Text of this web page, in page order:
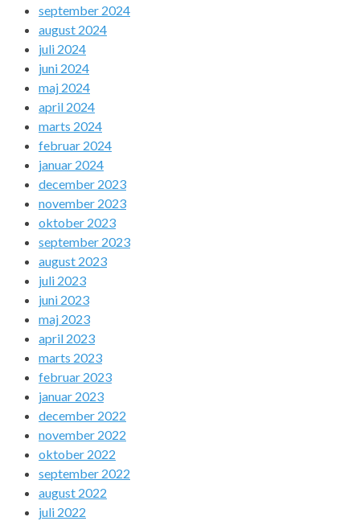
september 2024
august 2024
juli 2024
juni 2024
maj 2024
april 2024
marts 2024
februar 2024
januar 2024
december 2023
november 2023
oktober 2023
september 2023
august 2023
juli 2023
juni 2023
maj 2023
april 2023
marts 2023
februar 2023
januar 2023
december 2022
november 2022
oktober 2022
september 2022
august 2022
juli 2022